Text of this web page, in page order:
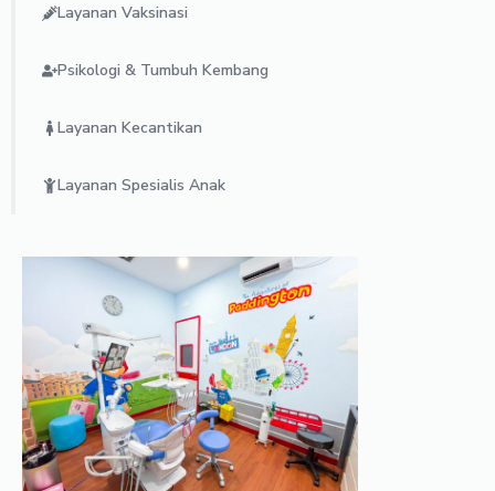
Layanan Vaksinasi
Psikologi & Tumbuh Kembang
Layanan Kecantikan
Layanan Spesialis Anak